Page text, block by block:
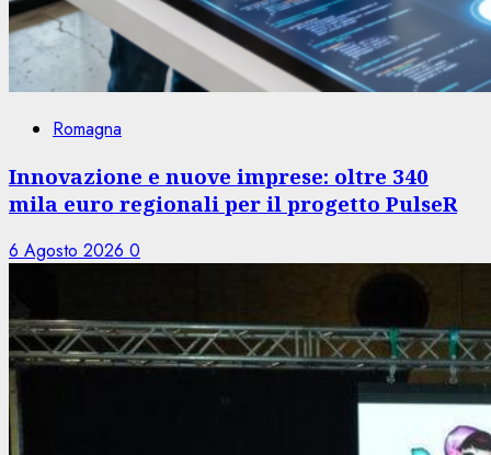
Romagna
Innovazione e nuove imprese: oltre 340
mila euro regionali per il progetto PulseR
6 Agosto 2026 0